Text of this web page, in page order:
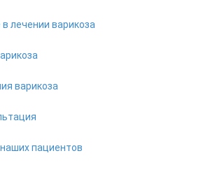
лечении варикоза
варикоза
пациентов